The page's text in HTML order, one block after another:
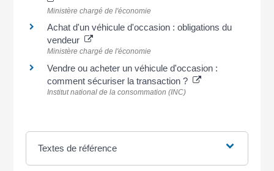
Ministère chargé de l'économie
Achat d'un véhicule d'occasion : obligations du
vendeur
Ministère chargé de l'économie
Vendre ou acheter un véhicule d'occasion :
comment sécuriser la transaction ?
Institut national de la consommation (INC)
Textes de référence